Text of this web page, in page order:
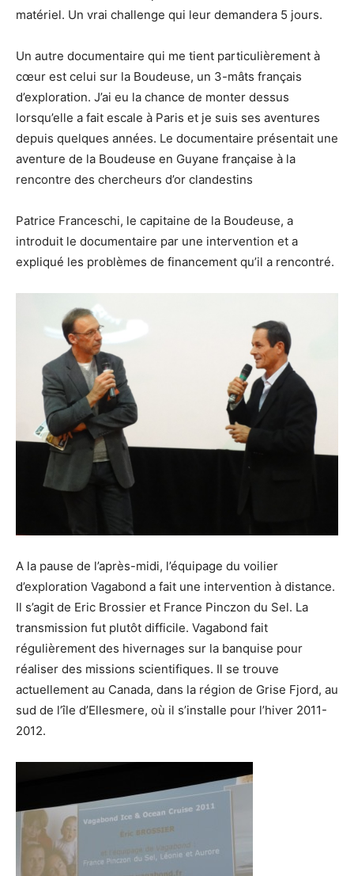
matériel. Un vrai challenge qui leur demandera 5 jours.
Un autre documentaire qui me tient particulièrement à
cœur est celui sur la Boudeuse, un 3-mâts français
d’exploration. J’ai eu la chance de monter dessus
lorsqu’elle a fait escale à Paris et je suis ses aventures
depuis quelques années. Le documentaire présentait une
aventure de la Boudeuse en Guyane française à la
rencontre des chercheurs d’or clandestins
Patrice Franceschi, le capitaine de la Boudeuse, a
introduit le documentaire par une intervention et a
expliqué les problèmes de financement qu’il a rencontré.
A la pause de l’après-midi, l’équipage du voilier
d’exploration Vagabond a fait une intervention à distance.
Il s’agit de Eric Brossier et France Pinczon du Sel. La
transmission fut plutôt difficile. Vagabond fait
régulièrement des hivernages sur la banquise pour
réaliser des missions scientifiques. Il se trouve
actuellement au Canada, dans la région de Grise Fjord, au
sud de l’île d’Ellesmere, où il s’installe pour l’hiver 2011-
2012.